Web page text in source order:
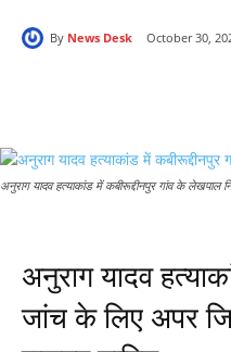
By News Desk October 30,
अनुराग यादव हत्याकांड में कबीरूद्दीनपुर गांव के लेखपाल
अनुराग यादव
जांच के लिए अपर